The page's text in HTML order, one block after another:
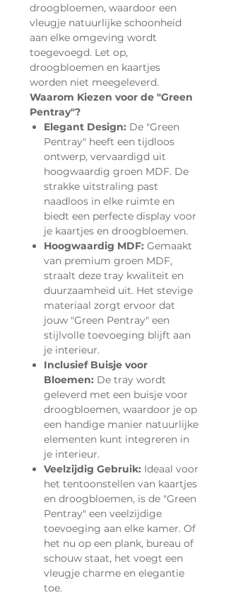
droogbloemen, waardoor een
vleugje natuurlijke schoonheid
aan elke omgeving wordt
toegevoegd. Let op,
droogbloemen en kaartjes
worden niet meegeleverd.
Waarom Kiezen voor de "Green
Pentray"?
Elegant Design: De "Green
Pentray" heeft een tijdloos
ontwerp, vervaardigd uit
hoogwaardig groen MDF. De
strakke uitstraling past
naadloos in elke ruimte en
biedt een perfecte display voor
je kaartjes en droogbloemen.
Hoogwaardig MDF: Gemaakt
van premium groen MDF,
straalt deze tray kwaliteit en
duurzaamheid uit. Het stevige
materiaal zorgt ervoor dat
jouw "Green Pentray" een
stijlvolle toevoeging blijft aan
je interieur.
Inclusief Buisje voor
Bloemen: De tray wordt
geleverd met een buisje voor
droogbloemen, waardoor je op
een handige manier natuurlijke
elementen kunt integreren in
je interieur.
Veelzijdig Gebruik: Ideaal voor
het tentoonstellen van kaartjes
en droogbloemen, is de "Green
Pentray" een veelzijdige
toevoeging aan elke kamer. Of
het nu op een plank, bureau of
schouw staat, het voegt een
vleugje charme en elegantie
toe.